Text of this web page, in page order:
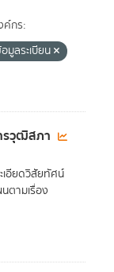
ค์กร:
มูลระเบียน
รวุฒิสภา
เอียดวิสัยทัศน์
ตามเรื่อง